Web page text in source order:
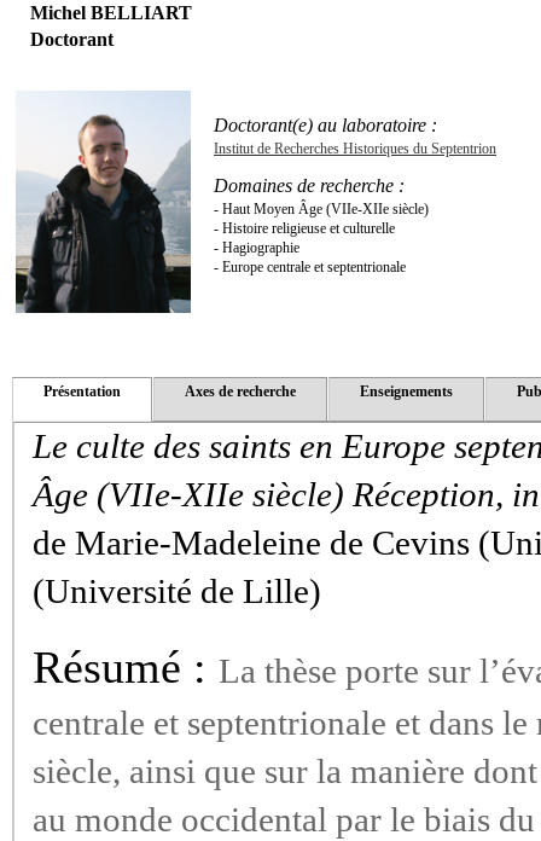
Michel BELLIART
Doctorant
Doctorant(e) au laboratoire :
Institut de Recherches Historiques du Septentrion
Domaines de recherche :
- Haut Moyen Âge (VIIe-XIIe siècle)
- Histoire religieuse et culturelle
- Hagiographie
- Europe centrale et septentrionale
Présentation Axes de recherche Enseignements
Le culte des saints en Europe
Âge (VIIe-XIIe siècle) Réception,
de Marie-Madeleine de Cevins
(Université de Lille)
Résumé : La thèse porte sur
centrale et septentrionale et dans
siècle, ainsi que sur la manière
au monde occidental par le biais